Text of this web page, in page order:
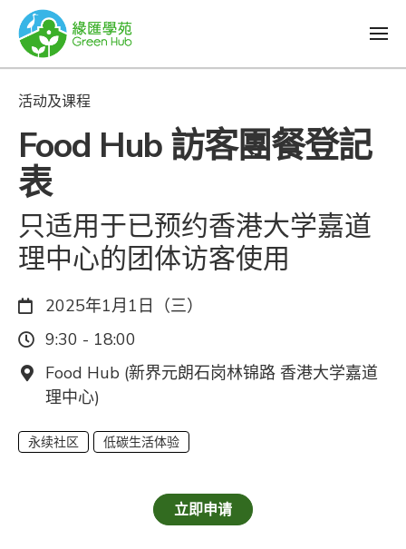
活动及课程
Food Hub 訪客團餐登記
表
只适用于已预约香港大学嘉道
理中心的团体访客使用
日期：
2025年1月1日（三）
时间：
9:30 - 18:00
地点：
Food Hub (新界元朗石岗林锦路 香港大学嘉道
理中心)
永续社区 低碳生活体验
立即申请